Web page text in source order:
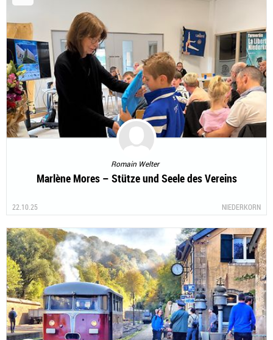
Romain Welter
Marlène Mores – Stütze und Seele des Vereins
22.10.25 NIEDERKORN